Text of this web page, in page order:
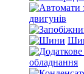
двигунів
обладнання